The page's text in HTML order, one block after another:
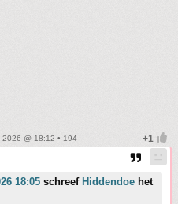
2026 @ 18:12 • 194
18:05 schreef Hiddendoe het